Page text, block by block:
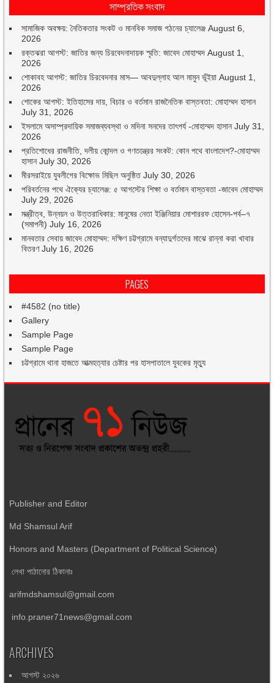
সাম্প্রতিক সংবাদ
সামাজিক অবক্ষয়: নৈতিকতার সংকট ও মানবিক সমাজ গঠনের চ্যালেঞ্জ August 6,
2026
রক্তঝরা আগস্ট: জাতির জন্য চিরবেদনাদায়ক স্মৃতি: জাবেদ মোহাম্মদ August 1,
2026
শোকাবহ আগস্ট: জাতির চিরবেদনার মাস— আবদুল্লাহ আল মামুন ভূঁইয়া August 1,
2026
শোকের আগস্ট: ইতিহাসের দায়, বিচার ও বর্তমান রাজনৈতিক বাস্তবতা: মোহাম্মদ হাসান
July 31, 2026
ইসলামে অসাম্প্রদায়িক সমাজব্যবস্থা ও মদিনা সনদের তাৎপর্য -মোহাম্মদ হাসান July 31,
2026
প্রতিশোধের রাজনীতি, দলীয় কোন্দল ও গণতন্ত্রের সংকট: কোন পথে বাংলাদেশ?-মোহাম্মদ
হাসান July 30, 2026
মীরসরাইয়ে যুবলীগের বিক্ষোভ মিছিল অনুষ্ঠিত July 30, 2026
পরিবর্তনের পথে ঐক্যের চ্যালেঞ্জ: ৫ আগস্টের শিক্ষা ও বর্তমান বাস্তবতা -জাবেদ মোহাম্মদ
July 29, 2026
মন্ত্রীত্ব, উন্নয়ন ও উত্তরাধিকার: মানুষের নেতা ইঞ্জিনিয়ার মোশাররফ হোসেন-পর্ব–৭
(সমাপনী) July 16, 2026
মানবতার সেবায় জাবেদ মোহাম্মদ: দক্ষিণ চট্টগ্রামে বন্যাদুর্গতদের মাঝে রান্না করা খাবার
বিতরণ July 16, 2026
PAGES
#4582 (no title)
Gallery
Sample Page
Sample Page
চট্টগ্রামে থানা হাজতে আত্মহত্যার চেষ্টার পর হাসপাতালে যুবকের মৃত্যু
Publisher and Editor
Md Shamsul Arif
Honors and Masters (Department of Political Science)
লেখা পাঠানোর ঠিকানাঃ
arifmdshamsul@gmail.com
info.praner71news@gmail.com
ARCHIVES
আগস্ট ২০২৬